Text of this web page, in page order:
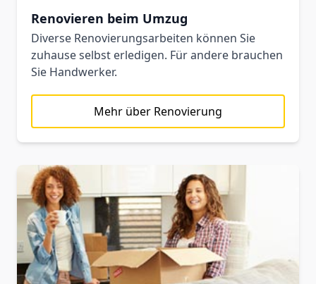
Renovieren beim Umzug
Diverse Renovierungsarbeiten können Sie
zuhause selbst erledigen. Für andere brauchen
Sie Handwerker.
Mehr über Renovierung